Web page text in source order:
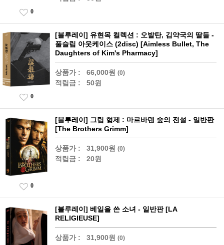
0
[블루레이] 유현목 컬렉션 : 오발탄, 김약국의 딸들 -
풀슬립 아웃케이스 (2disc) [Aimless Bullet, The
Daughters of Kim's Pharmacy]
상품가 : 66,000원 (0)
적립금 : 50원
0
[블루레이] 그림 형제 : 마르바덴 숲의 전설 - 일반판
[The Brothers Grimm]
상품가 : 31,900원 (0)
적립금 : 20원
0
[블루레이] 베일을 쓴 소녀 - 일반판 [LA
RELIGIEUSE]
상품가 : 31,900원 (0)